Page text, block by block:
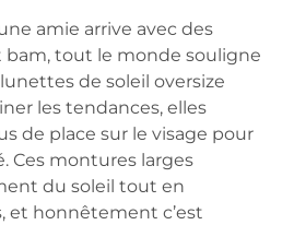
amie arrive avec des
bam, tout le monde souligne
lunettes de soleil oversize
les tendances, elles
de place sur le visage pour
Ces montures larges
du soleil tout en
et honnêtement c’est